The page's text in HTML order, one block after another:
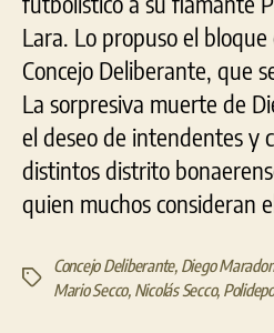
Lara. Lo propuso el
Concejo Deliberante, que
La sorpresiva muerte de
el deseo de intendentes y
distintos distrito
quien muchos consideran
Etiquetas
Concejo Deliberante, Diego
Mario Secco, Nicolás Secco,